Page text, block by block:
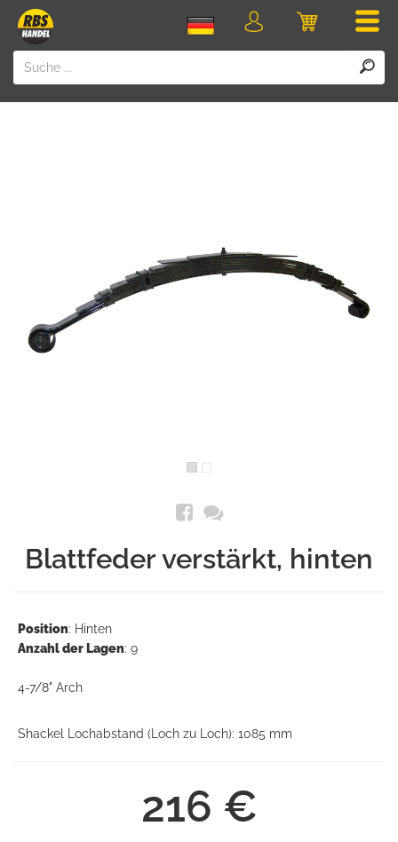
Login
Blattfeder verstärkt, hinten
Position: Hinten
Anzahl der Lagen: 9
4-7/8" Arch
Shackel Lochabstand (Loch zu Loch): 1085 mm
216 €